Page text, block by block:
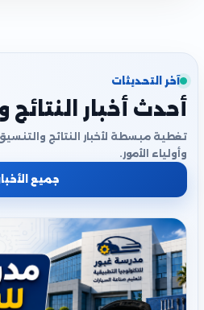
آخر التحديثات
أحدث أخبار النتائج
تغطية مبسطة لأخبار النتائج
وأولياء الأمور.
جميع